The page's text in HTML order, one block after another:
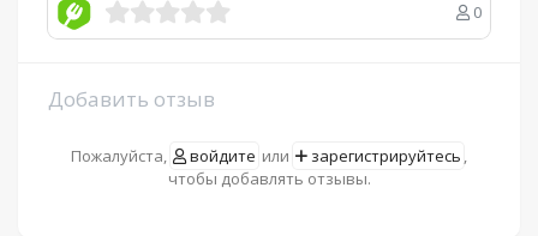
0
Добавить отзыв
Пожалуйста, войдите или зарегистрируйтесь ,
чтобы добавлять отзывы.